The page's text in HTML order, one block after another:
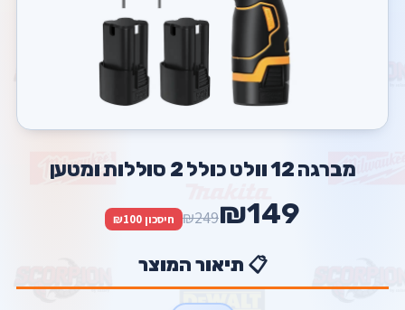
מברגה 12 וולט כולל 2 סוללות ומטען
₪149
₪249 חיסכון ₪100
📋 תיאור המוצר